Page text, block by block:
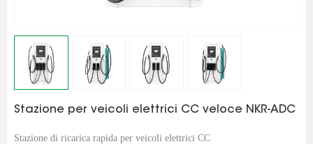
Stazione per veicoli elettrici CC veloce NKR-ADC
Stazione di ricarica rapida per veicoli elettrici CC